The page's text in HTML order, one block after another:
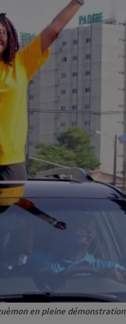
en pleine démonstration